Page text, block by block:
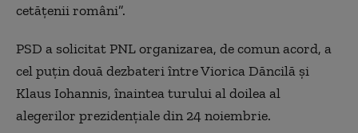
cetăţenii români”.
PSD a solicitat PNL organizarea, de comun acord, a
cel puţin două dezbateri între Viorica Dăncilă şi
Klaus Iohannis, înaintea turului al doilea al
alegerilor prezidenţiale din 24 noiembrie.